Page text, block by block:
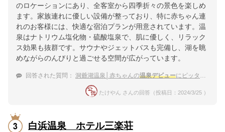
のロケーションにあり、全客室から四季折々の景色を楽しめ
ます。家族連れに優しい設備が整っており、特に赤ちゃん連
れのお客様には、快適な宿泊プランが用意されています。温
泉はナトリウム塩化物・硫酸塩泉で、肌に優しく、リラック
ス効果も抜群です。サウナやジェットバスも完備し、湖を眺
めながらのんびりと過ごせる空間が広がっています。
回答された質問： 洞爺湖温泉│赤ちゃんの温泉デビューにピッタリな宿を教えて下さい。
たけやん さんの回答（投稿日：2024/3/25 ）
白浜温泉 ホテル三楽荘